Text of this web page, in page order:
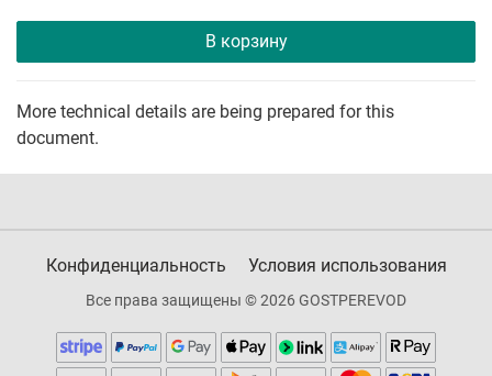
В корзину
More technical details are being prepared for this
document.
Конфиденциальность Условия использования
Все права защищены © 2026 GOSTPEREVOD